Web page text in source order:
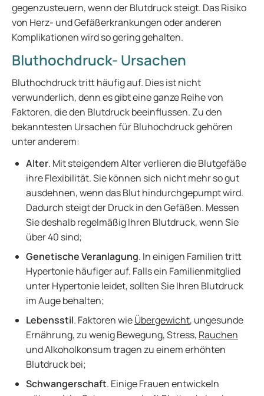
gegenzusteuern, wenn der Blutdruck steigt. Das Risiko
von Herz- und Gefäßerkrankungen oder anderen
Komplikationen wird so gering gehalten.
Bluthochdruck- Ursachen
Bluthochdruck tritt häufig auf. Dies ist nicht
verwunderlich, denn es gibt eine ganze Reihe von
Faktoren, die den Blutdruck beeinflussen. Zu den
bekanntesten Ursachen für Bluhochdruck gehören
unter anderem:
Alter. Mit steigendem Alter verlieren die Blutgefäße
ihre Flexibilität. Sie können sich nicht mehr so gut
ausdehnen, wenn das Blut hindurchgepumpt wird.
Dadurch steigt der Druck in den Gefäßen. Messen
Sie deshalb regelmäßig Ihren Blutdruck, wenn Sie
über 40 sind;
Genetische Veranlagung. In einigen Familien tritt
Hypertonie häufiger auf. Falls ein Familienmitglied
unter Hypertonie leidet, sollten Sie Ihren Blutdruck
im Auge behalten;
Lebensstil. Faktoren wieÜbergewicht, ungesunde
Ernährung, zu wenig Bewegung, Stress, Rauchen
und Alkoholkonsum tragen zu einem erhöhten
Blutdruck bei;
Schwangerschaft. Einige Frauen entwickeln